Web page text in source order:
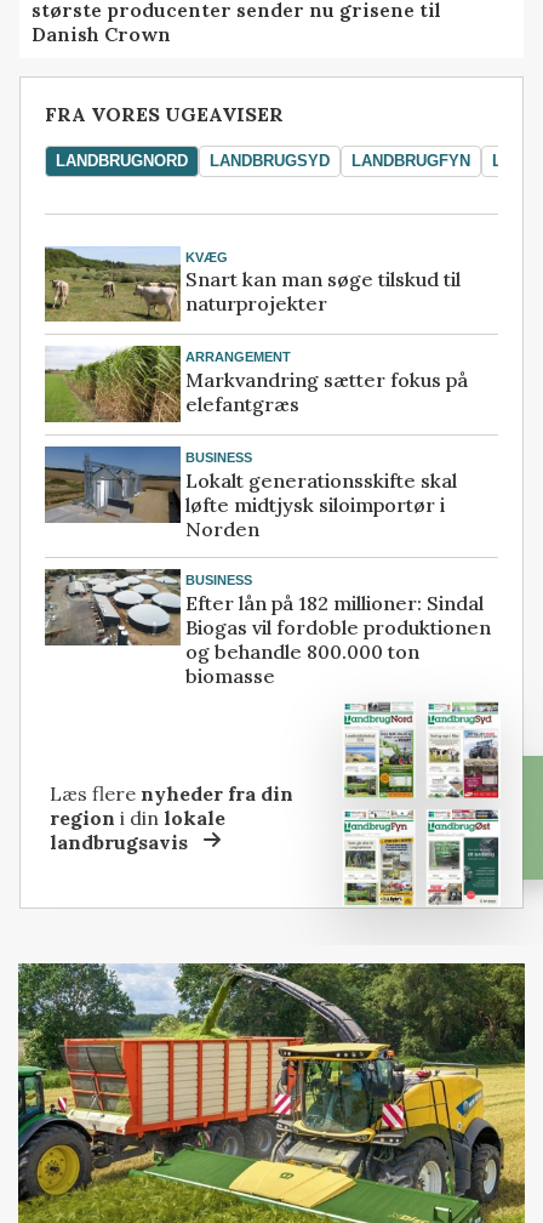
største producenter sender nu grisene til
Danish Crown
FRA VORES UGEAVISER
LANDBRUGNORD LANDBRUGSYD LANDBRUGFYN
KVÆG
Snart kan man søge tilskud til
naturprojekter
ARRANGEMENT
Markvandring sætter fokus på
elefantgræs
BUSINESS
Lokalt generationsskifte skal
løfte midtjysk siloimportør i
Norden
BUSINESS
Efter lån på 182 millioner: Sindal
Biogas vil fordoble produktionen
og behandle 800.000 ton
biomasse
Læs flere nyheder fra din
region i dinlokale
landbrugsavis